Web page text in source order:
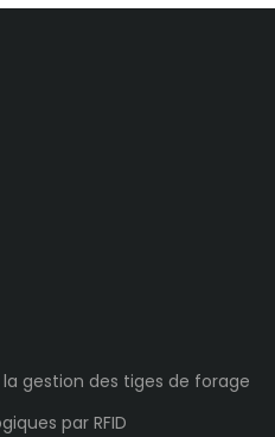
gestion des tiges de forage
par RFID